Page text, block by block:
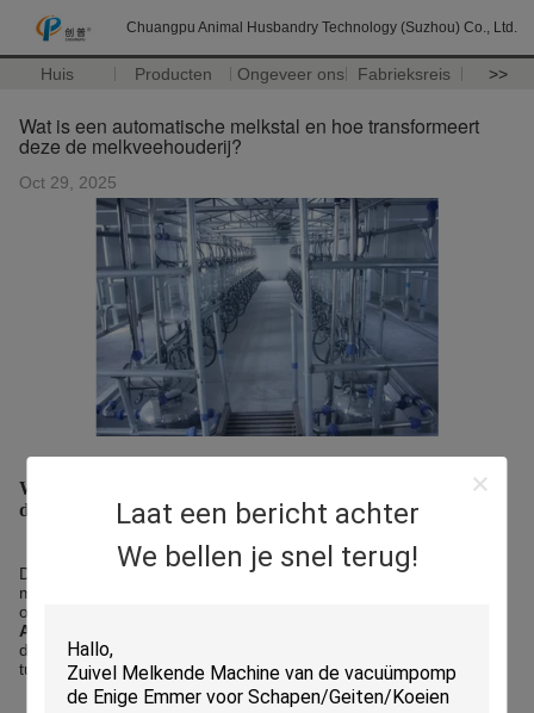
Chuangpu Animal Husbandry Technology (Suzhou) Co., Ltd.
Huis Producten Ongeveer ons Fabrieksreis >>
Laat een bericht achter
We bellen je snel terug!
Wat is een automatische melkstal en hoe transformeert
deze de melkveehouderij?
Oct 29, 2025
Wat is een automatische melkstal en hoe transformeert deze
de melkveehouderij?
De
verandert de manier waarop
melkveehouders hun vee beheren. Door traditionele handmatige
of semi-automatische systemen te vervangen, gebruikt een
Automatische melkstal
data-analyse om koeien efficiënt te melken zonder handmatige
tussenkomst.